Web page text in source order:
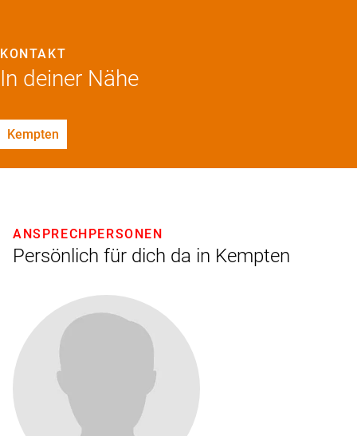
In deiner Nähe
KONTAKT
Kempten
Persönlich für dich da in Kempten
ANSPRECHPERSONEN